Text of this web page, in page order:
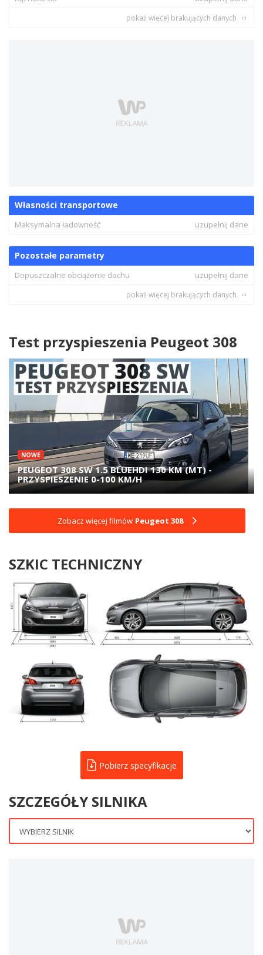
pokaż więcej brakujących danych
Własności transportowe
Maksymalna ładowność uzupełnij dane
Pozostałe parametry
Dopuszczalne obciążenie dachu uzupełnij dane
pokaż więcej brakujących danych
Test przyspieszenia Peugeot 308
NOWE
PEUGEOT 308 SW 1.5 BLUEHDI 130 KM (MT) -
PRZYSPIESZENIE 0-100 KM/H
Zobacz więcej filmów Peugeot 308
SZKIC TECHNICZNY
Pobierz specyfikacje
SZCZEGÓŁY SILNIKA